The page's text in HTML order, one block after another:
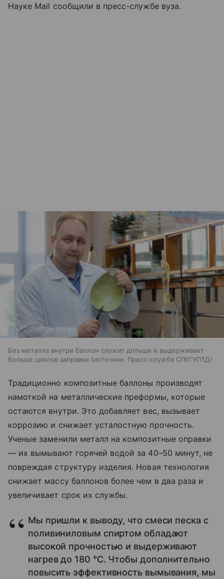
Науке Mail сообщили в пресс-службе вуза.
Без металла внутри баллон служит дольше и выдерживает
больше циклов заправки
источник: Пресс-служба СПбГУПТД
Традиционно композитные баллоны производят
намоткой на металлические преформы, которые
остаются внутри. Это добавляет вес, вызывает
коррозию и снижает усталостную прочность.
Ученые заменили металл на композитные оправки
— их вымывают горячей водой за 40–50 минут, не
повреждая структуру изделия. Новая технология
снижает массу баллонов более чем в два раза и
увеличивает срок их службы.
Мы пришли к выводу, что смеси песка с
поливиниловым спиртом обладают
высокой прочностью и выдерживают
нагрев до 180 °С. Чтобы дополнительно
повысить эффективность вымывания, мы